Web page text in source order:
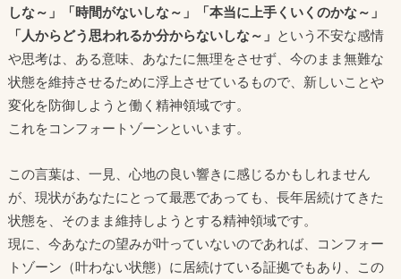
しな～」「時間がないしな～」「本当に上手くいくのかな～」
「人からどう思われるか分からないしな～」 という不安な感情
や思考は、ある意味、あなたに無理をさせず、今のまま無難な
状態を維持させるために浮上させているもので、新しいことや
変化を防御しようと働く精神領域です。
これをコンフォートゾーンといいます。
この言葉は、一見、心地の良い響きに感じるかもしれません
が、現状があなたにとって最悪であっても、長年居続けてきた
状態を、そのまま維持しようとする精神領域です。
現に、今あなたの望みが叶っていないのであれば、コンフォー
トゾーン（叶わない状態）に居続けている証拠でもあり、この